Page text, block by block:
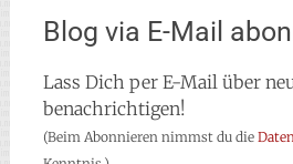
Blog via E-Mail
Lass Dich per E-Mail über
benachrichtigen!
(Beim Abonnieren nimmst du die